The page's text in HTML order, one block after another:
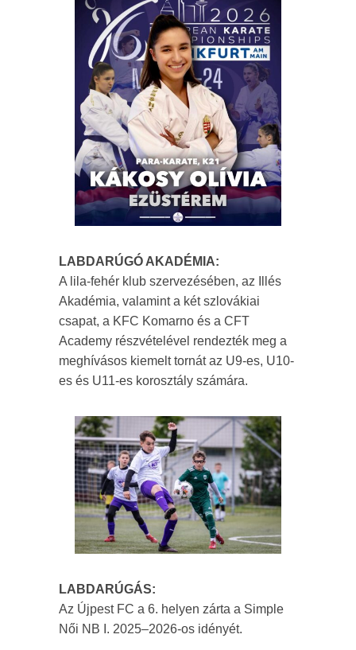
LABDARÚGÓ AKADÉMIA:
A lila-fehér klub szervezésében, az Illés
Akadémia, valamint a két szlovákiai
csapat, a KFC Komarno és a CFT
Academy részvételével rendezték meg a
meghívásos kiemelt tornát az U9-es, U10-
es és U11-es korosztály számára.
LABDARÚGÁS:
Az Újpest FC a 6. helyen zárta a Simple
Női NB I. 2025–2026-os idényét.